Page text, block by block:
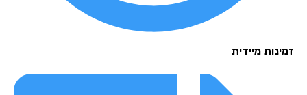
מיידית